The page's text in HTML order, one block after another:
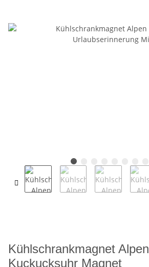
Kühlschrankmagnet Alpen
Kuckucksuhr Magnet